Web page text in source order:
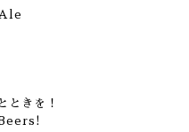
ときを！